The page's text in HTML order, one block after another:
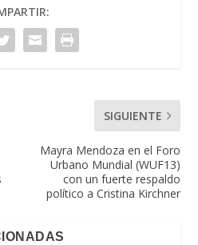
SIGUIENTE
Mayra Mendoza en el Foro
Urbano Mundial (WUF13)
con un fuerte respaldo
político a Cristina Kirchner